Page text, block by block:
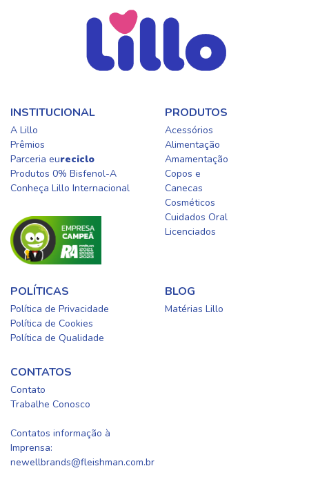
INSTITUCIONAL
A Lillo
Prêmios
Parceria eureciclo
Produtos 0% Bisfenol-A
Conheça Lillo Internacional
PRODUTOS
Acessórios
Alimentação
Amamentação
Copos e
Canecas
Cosméticos
Cuidados Oral​
Licenciados​
POLÍTICAS
Política de Privacidade
Política de Cookies
Política de Qualidade
BLOG
Matérias Lillo
CONTATOS
Contato
Trabalhe Conosco
Contatos informação à
Imprensa:
newellbrands@fleishman.com.br